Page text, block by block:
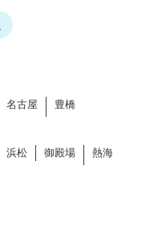
名古屋 豊橋
浜松 御殿場 熱海